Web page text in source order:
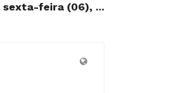
sexta-feira (06), ...